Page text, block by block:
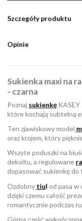
Szczegóły produktu
Opinie
Sukienka maxi na
- czarna
Poznaj sukienkę
które kochają subtelną
Ten zjawiskowy model
oraz krojem, który
Wszyte poduszki na
dekoltu, a regulowane
dopasować sukienkę do
Ozdobny tiul od pasa w
dzięki czemu całość
romantycznie podczas
Górna część